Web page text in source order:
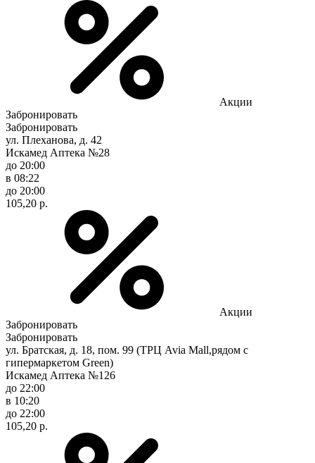
Акции
Забронировать
Забронировать
ул. Плеханова, д. 42
Искамед Аптека №28
до 20:00
в 08:22
до 20:00
105,20 р.
Акции
Забронировать
Забронировать
ул. Братская, д. 18, пом. 99 (ТРЦ Avia Mall,рядом с
гипермаркетом Green)
Искамед Аптека №126
до 22:00
в 10:20
до 22:00
105,20 р.